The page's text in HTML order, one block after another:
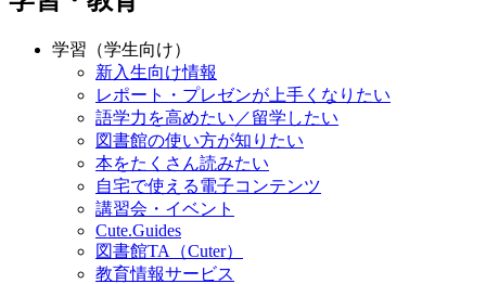
学習（学生向け）
新入生向け情報
レポート・プレゼンが上手くなりたい
語学力を高めたい／留学したい
図書館の使い方が知りたい
本をたくさん読みたい
自宅で使える電子コンテンツ
講習会・イベント
Cute.Guides
図書館TA（Cuter）
教育情報サービス